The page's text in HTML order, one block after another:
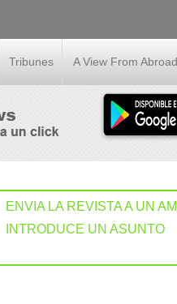
Tribunes A View From Abroad
ENVIA LA REVISTA A UN
INTRODUCE UN ASUNTO